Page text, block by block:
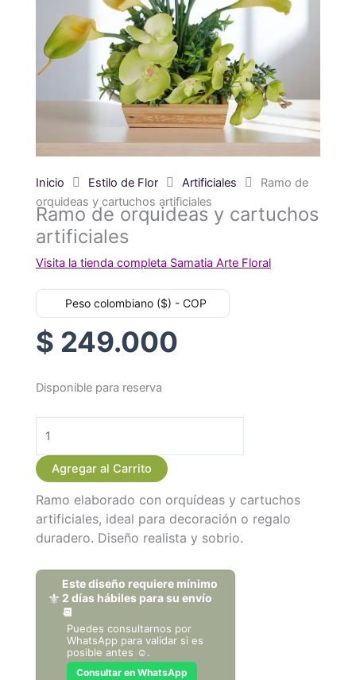
Inicio Estilo de Flor Artificiales
Ramo de
orquideas y cartuchos artificiales
Ramo de orquideas y cartuchos
artificiales
Visita la tienda completa Samatia Arte Floral
Peso colombiano ($) - COP
$ 249.000
Disponible para reserva
de
orquideas
y
cartuchos
artificiales
cantidad
Agregar al Carrito
Ramo elaborado con orquídeas y cartuchos
artificiales, ideal para decoración o regalo
duradero. Diseño realista y sobrio.
⚜️
Este diseño requiere mínimo
2 días hábiles para su envío
📆
Puedes consultarnos por
WhatsApp para validar si es
posible antes ☺️.
Consultar en WhatsApp